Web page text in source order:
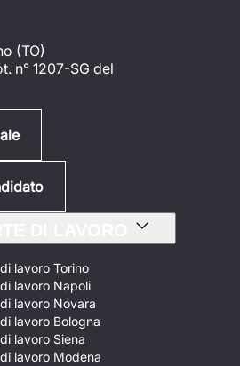
(TO)
n° 1207-SG del
lavoro Torino
lavoro Napoli
lavoro Novara
lavoro Bologna
lavoro Siena
lavoro Modena